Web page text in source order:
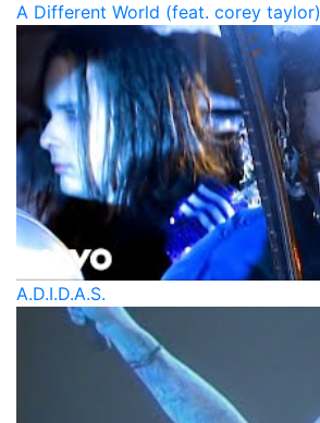
A Different World (feat. corey taylor)
A.D.I.D.A.S.